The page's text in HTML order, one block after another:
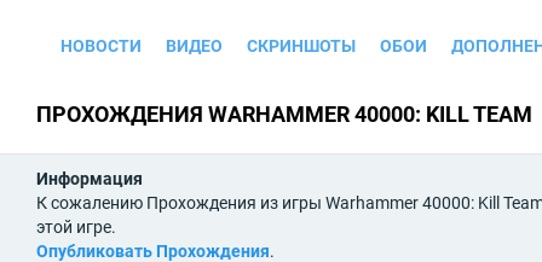
НОВОСТИ ВИДЕО СКРИНШОТЫ ОБОИ
ПРОХОЖДЕНИЯ WARHAMMER 40000: KILL TEAM
Информация
К сожалению Прохождения из игры Warhammer 40000: Kill
этой игре.
Опубликовать Прохождения.